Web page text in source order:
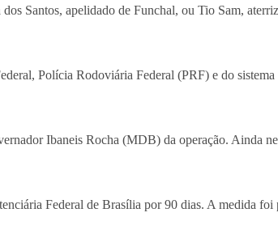
Santos, apelidado de Funchal, ou Tio Sam,
Polícia Rodoviária Federal (PRF) e do
Ibaneis Rocha (MDB) da operação. Ainda
Federal de Brasília por 90 dias. A medida